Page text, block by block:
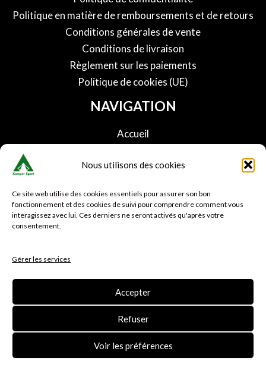
Nous utilisons des cookies
Ce site web utilise des cookies essentiels pour assurer son bon
fonctionnement et des cookies de suivi pour comprendre comment vous
interagissez avec lui. Ces derniers ne seront activés qu'après votre
consentement.
Gérer les services
Accepter
Refuser
Voir les préférences
Politique en matière de remboursements et de retours
Conditions générales de vente
Conditions de livraison
Règlement sur les paiements
Politique de cookies (UE)
NAVIGATION
Accueil
Panier
Nous contacter
Faq
Avis clients Kamper sport